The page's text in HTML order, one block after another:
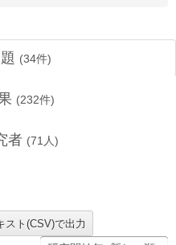
(34件)
(232件)
者 (71 人)